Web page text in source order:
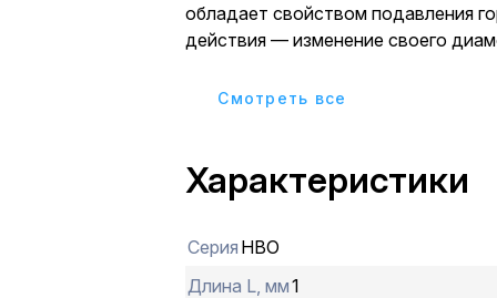
обладает свойством подавления
действия — изменение своего диаметра путем
Cмотреть все
Характеристики
Серия НВО
Длина L, мм1